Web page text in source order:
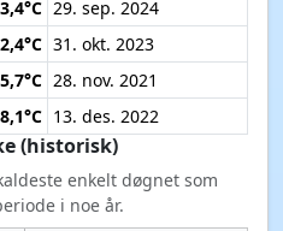
3,4°C 29. sep. 2024
31. okt. 2023
28. nov. 2021
13. des. 2022
(historisk)
enkelt døgnet som
i noe år.